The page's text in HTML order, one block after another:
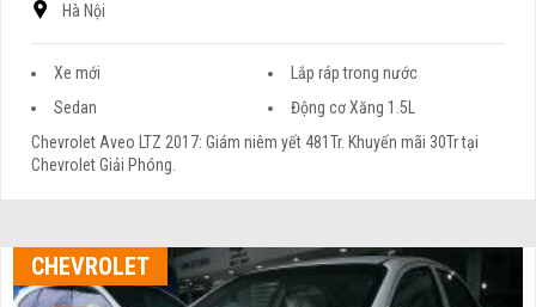
Hà Nội
Xe mới
Lắp ráp trong nước
Sedan
Động cơ Xăng 1.5L
Chevrolet Aveo LTZ 2017: Giám niêm yết 481Tr. Khuyến mãi 30Tr tại
Chevrolet Giải Phóng.
CHEVROLET